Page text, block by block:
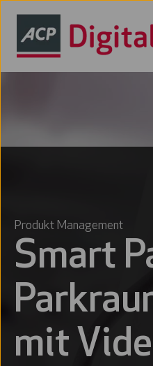
Produkt Management
Smart
mit